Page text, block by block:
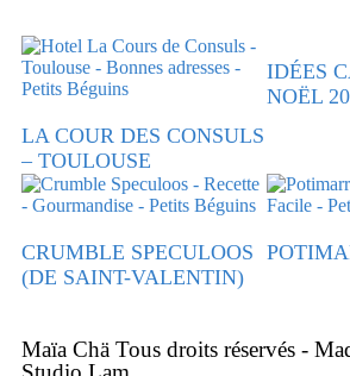
LA COUR DES CONSULS
– TOULOUSE
IDÉES
NOËL
CRUMBLE SPECULOOS
(DE SAINT-VALENTIN)
Maïa Chä Tous droits réservés -